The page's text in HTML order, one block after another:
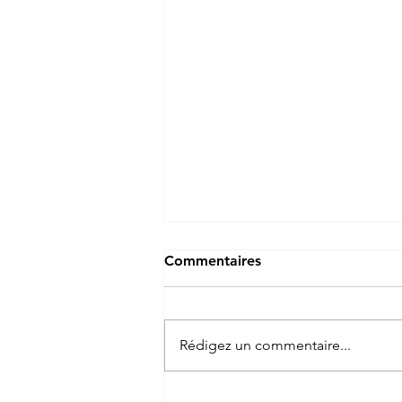
Commentaires
Rédigez un commentaire...